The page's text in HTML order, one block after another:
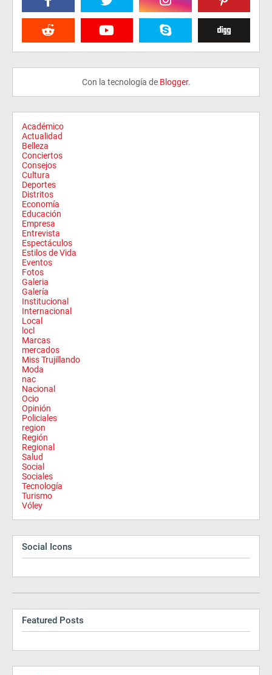
Con la tecnología de Blogger.
Académico
Actualidad
Belleza
Conciertos
Consejos
Cultura
Deportes
Distritos
Economía
Educación
Empresa
Entrevista
Espectáculos
Estilos de Vida
Eventos
Fotos
Galeria
Galería
Institucional
Internacional
Local
locl
Marcas
mercados
Miss Trujillando
Moda
nac
Nacional
Ocio
Opinión
Policiales
region
Región
Regional
Salud
Social
Sociales
Tecnología
Turismo
Vóley
Social Icons
Featured Posts